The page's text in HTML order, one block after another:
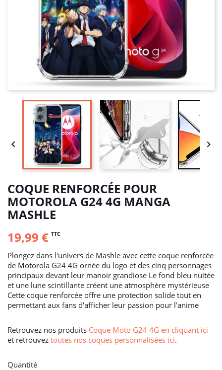
 
COQUE RENFORCÉE POUR
MOTOROLA G24 4G MANGA
MASHLE
19,99 € TTC
Plongez dans l'univers de Mashle avec cette coque renforcée
de Motorola G24 4G ornée du logo et des cinq personnages
principaux devant leur manoir grandiose Le fond bleu nuitée
et une lune scintillante créent une atmosphère mystérieuse
Cette coque renforcée offre une protection solide tout en
permettant aux fans d'afficher leur passion pour l'anime
Retrouvez nos produits Coque Moto G24 4G en cliquant ici
et retrouvez toutes nos coques personnalisées ici.
Quantité